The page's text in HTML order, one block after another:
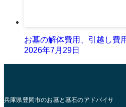
お墓の解体費用、引越し費
2026年7月29日
兵庫県豊岡市のお墓と墓石のアドバイザー |